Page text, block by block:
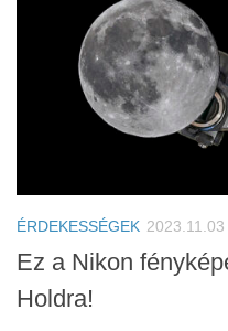
ÉRDEKESSÉGEK 2023.11.03
Ez a Nikon
Holdra!